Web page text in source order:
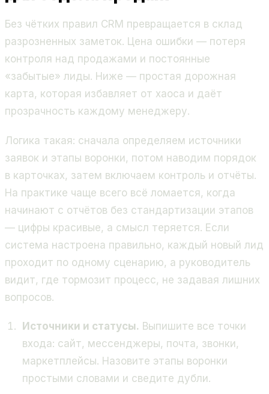
Без чётких правил CRM превращается в склад
разрозненных заметок. Цена ошибки — потеря
контроля над продажами и постоянные
«забытые» лиды. Ниже — простая дорожная
карта, которая избавляет от хаоса и даёт
прозрачность каждому менеджеру.
Логика такая: сначала определяем источники
заявок и этапы воронки, потом наводим порядок
в карточках, затем включаем контроль и отчёты.
На практике чаще всего всё ломается, когда
начинают с отчётов без стандартизации этапов
— цифры красивые, а смысл теряется. Если
система настроена правильно, каждый новый лид
проходит по одному сценарию, а руководитель
видит, где тормозит процесс, не задавая лишних
вопросов.
Источники и статусы. Выпишите все точки
входа: сайт, мессенджеры, почта, звонки,
маркетплейсы. Назовите этапы воронки
простыми словами и сведите дубли.